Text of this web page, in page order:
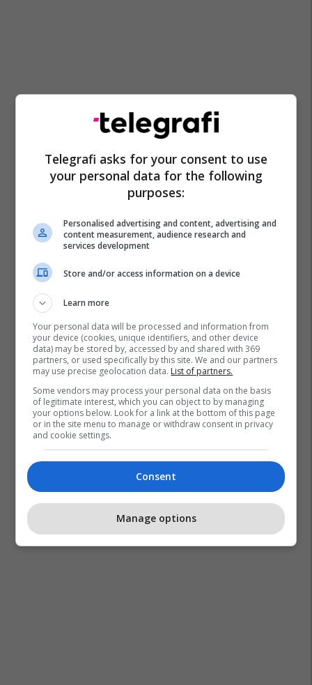
Telegrafi asks for your consent to use
your personal data for the following
purposes:
Personalised advertising and content, advertising and
content measurement, audience research and
services development
Store and/or access information on a device
Learn more
Your personal data will be processed and information from
your device (cookies, unique identifiers, and other device
data) may be stored by, accessed by and shared with 369
partners, or used specifically by this site. We and our partners
may use precise geolocation data. List of partners.
Some vendors may process your personal data on the basis
of legitimate interest, which you can object to by managing
your options below. Look for a link at the bottom of this page
or in the site menu to manage or withdraw consent in privacy
and cookie settings.
Consent
Manage options